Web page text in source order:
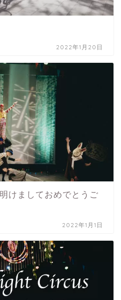
2022年1月20日
けましておめでとうご
2022年1月1日